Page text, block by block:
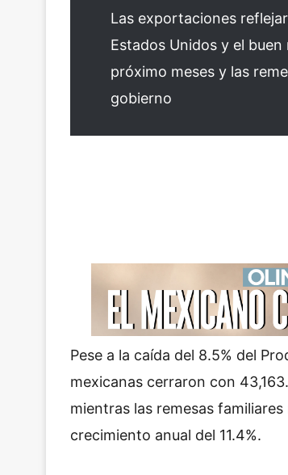
Las exportaciones
Estados Unidos y el
próximo meses y las
gobierno
Pese a la caída del 8.5% del
mexicanas cerraron con
mientras las remesas
crecimiento anual del 11.4%.